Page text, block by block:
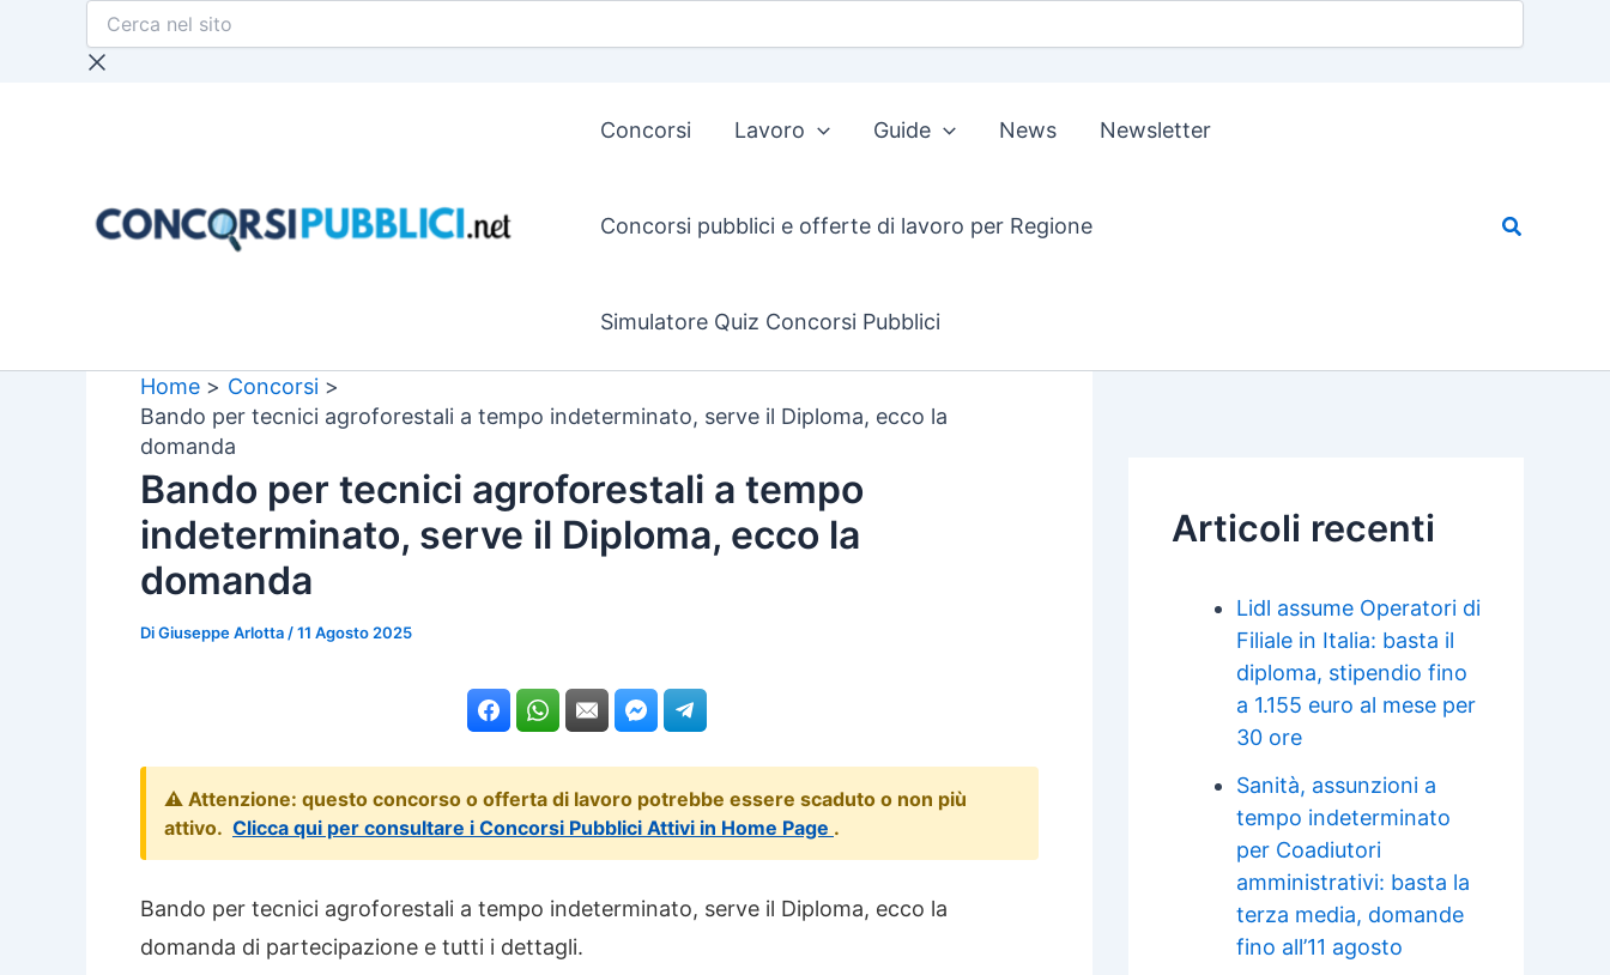
Cerca
sito
Concorsi Lavoro Guide News Newsletter
Concorsi pubblici e offerte di lavoro per Regione
Simulatore Quiz Concorsi Pubblici
Home
Concorsi
Bando per tecnici agroforestali a tempo indeterminato, serve il Diploma, ecco la
domanda
Bando per tecnici agroforestali a tempo
indeterminato, serve il Diploma, ecco la
domanda
DiGiuseppe Arlotta /11 Agosto 2025
⚠️ Attenzione: questo concorso o offerta di lavoro potrebbe essere scaduto o non più
attivo. Clicca qui per consultare i Concorsi Pubblici Attivi in Home Page .
Bando per tecnici agroforestali a tempo indeterminato, serve il Diploma, ecco la
domanda di partecipazione e tutti i dettagli.
Articoli recenti
Lidl assume Operatori di
Filiale in Italia: basta il
diploma, stipendio fino
a 1.155 euro al mese per
30 ore
Sanità, assunzioni a
tempo indeterminato
per Coadiutori
amministrativi: basta la
terza media, domande
fino all’11 agosto